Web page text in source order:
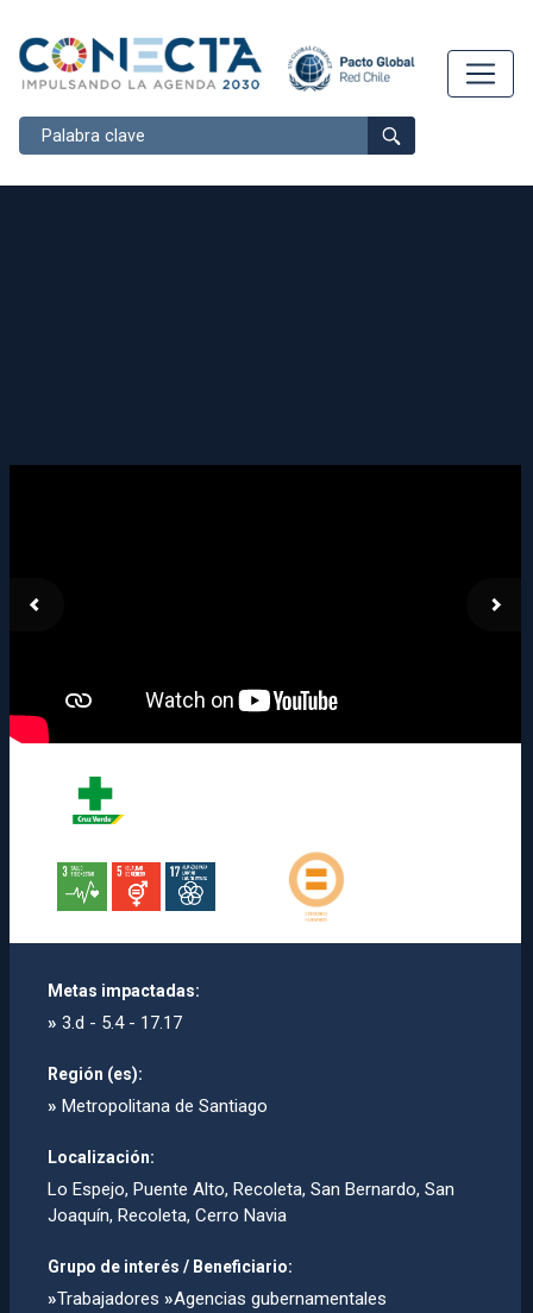
Buscar
Metas impactadas:
» 3.d - 5.4 - 17.17
Región (es):
» Metropolitana de Santiago
Localización:
Lo Espejo, Puente Alto, Recoleta, San Bernardo, San
Joaquí­n, Recoleta, Cerro Navia
Grupo de interés / Beneficiario:
»Trabajadores »Agencias gubernamentales